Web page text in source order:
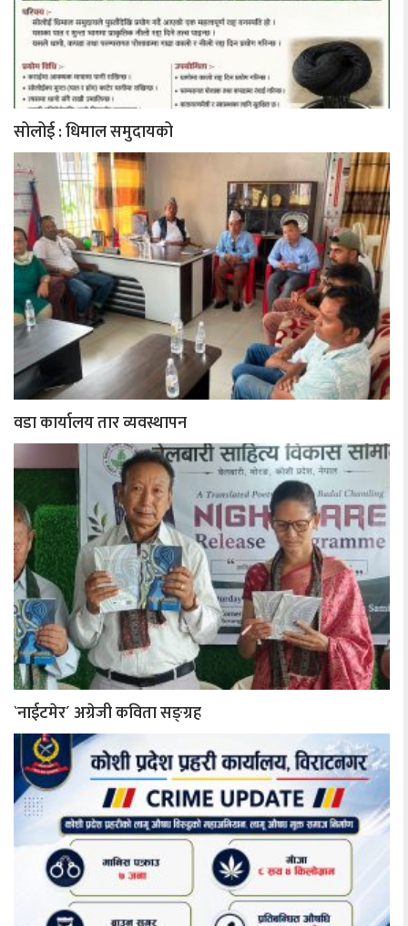
सोलोई : धिमाल समुदायको
वडा कार्यालय तार व्यवस्थापन
`नाईटमेर´ अग्रेजी कविता सङ्ग्रह